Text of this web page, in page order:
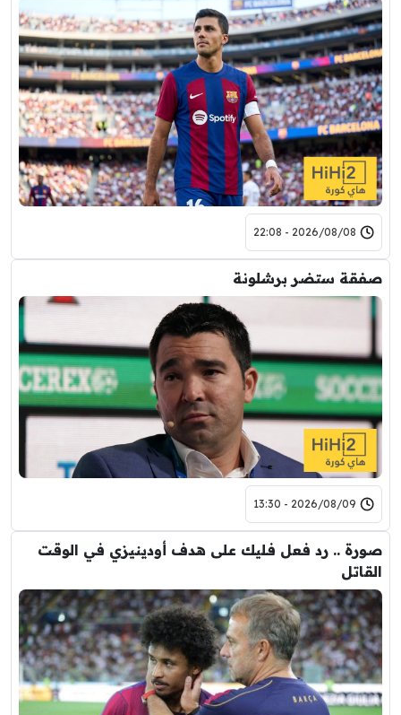
2026/08/08 - 22:08
صفقة ستضر برشلونة
2026/08/09 - 13:30
صورة .. رد فعل فليك على هدف أودينيزي في الوقت
القاتل